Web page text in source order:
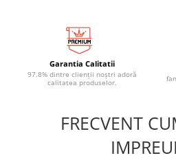
Garantia Calitatii
97.8% dintre clienții noștri adoră
calitatea produselor.
FRECVENT